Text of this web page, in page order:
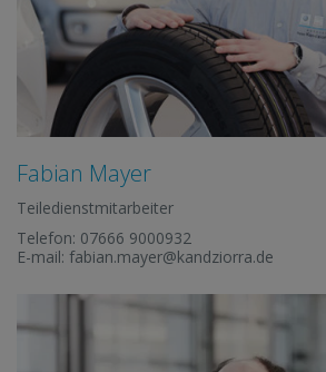
Fabian Mayer
Teiledienstmitarbeiter
Telefon: 07666 9000932
E-mail: fabian.mayer@kandziorra.de